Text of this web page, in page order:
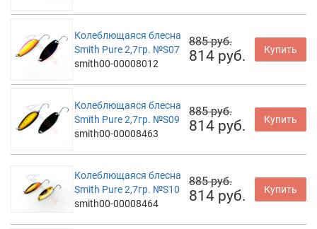
Колеблющаяся блесна
Smith Pure 2,7гр. №S07
smith00-00008012
885 руб.
814 руб. Купить
Колеблющаяся блесна
Smith Pure 2,7гр. №S09
smith00-00008463
885 руб.
814 руб. Купить
Колеблющаяся блесна
Smith Pure 2,7гр. №S10
smith00-00008464
885 руб.
814 руб. Купить